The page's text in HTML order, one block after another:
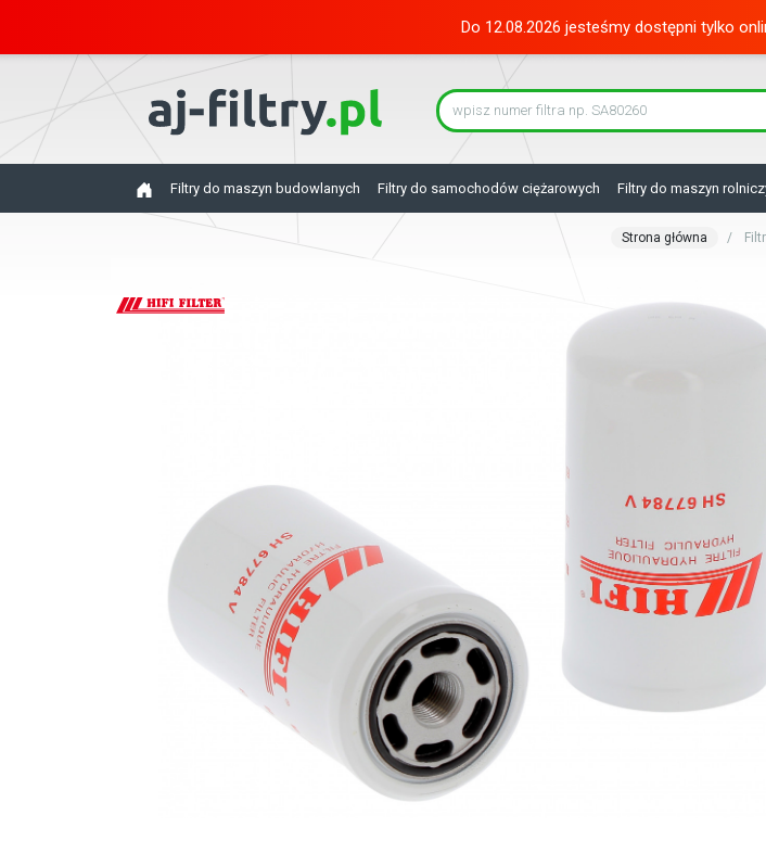
Do 12.08.2026 jesteśmy dostępni tylko
Filtry do maszyn budowlanych Filtry do samochodów ciężarowych Filtry do maszyn
Strona główna